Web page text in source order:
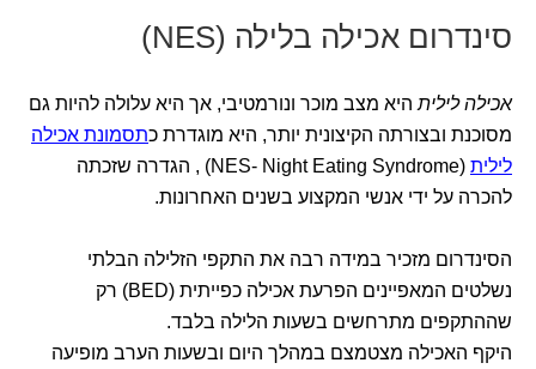
סינדרום אכילה בלילה (NES)
אכילה לילית היא מצב מוכר ונורמטיבי, אך היא עלולה להיות גם
מסוכנת ובצורתה הקיצונית יותר, היא מוגדרת כתסמונת אכילה
לילית (NES- Night Eating Syndrome)
, הגדרה שזכתה
להכרה על ידי אנשי המקצוע בשנים האחרונות.
הסינדרום מזכיר במידה רבה את התקפי הזלילה הבלתי
נשלטים המאפיינים הפרעת אכילה כפייתית (BED) רק
שההתקפים מתרחשים בשעות הלילה בלבד.
היקף האכילה מצטמצם במהלך היום ובשעות הערב מופיעה